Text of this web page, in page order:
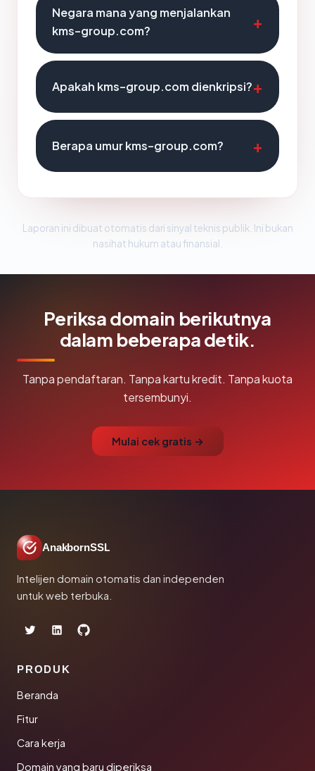
Negara mana yang menjalankan
kms-group.com?
Apakah kms-group.com dienkripsi?
Berapa umur kms-group.com?
Laporan ini dibuat otomatis dari sinyal teknis publik. Ini bukan
nasihat hukum atau finansial.
Periksa domain berikutnya
dalam beberapa detik.
Tanpa pendaftaran. Tanpa kartu kredit. Tanpa kuota
tersembunyi.
Mulai cek gratis →
AnakbornSSL
Intelijen domain otomatis dan independen
untuk web terbuka.
PRODUK
Beranda
Fitur
Cara kerja
Domain yang baru diperiksa